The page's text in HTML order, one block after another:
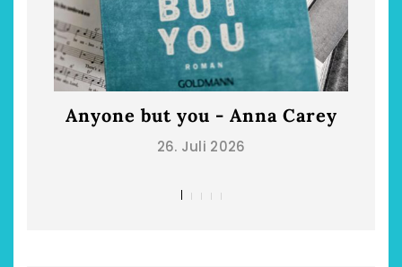
Anyone but you - Anna Carey
26. Juli 2026